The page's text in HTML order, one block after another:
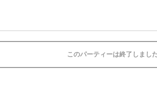
このパーティーは終了しまし